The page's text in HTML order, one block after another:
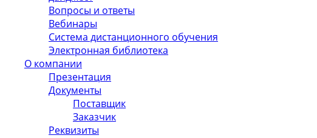
Вопросы и ответы
Вебинары
Система дистанционного обучения
Электронная библиотека
О компании
Презентация
Документы
Поставщик
Заказчик
Реквизиты